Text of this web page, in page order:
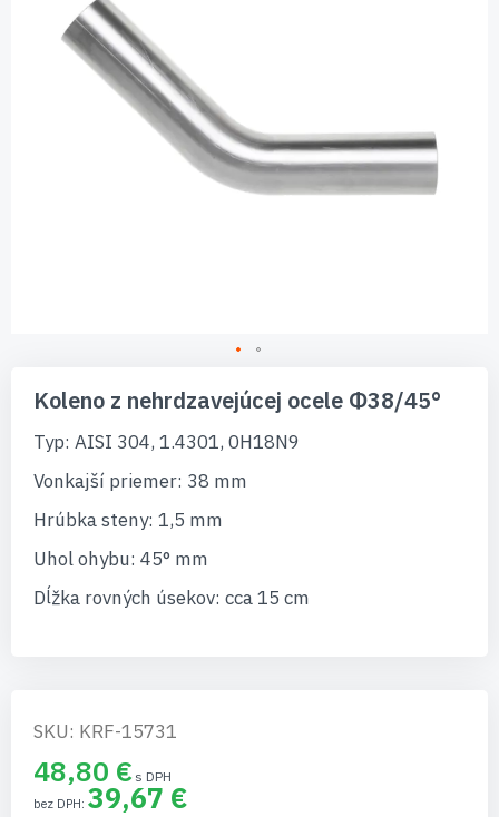
začiatok
galérie
obrázkov
Koleno z nehrdzavejúcej ocele Φ38/45°
Typ: AISI 304, 1.4301, 0H18N9
Vonkajší priemer: 38 mm
Hrúbka steny: 1,5 mm
Uhol ohybu: 45° mm
Dĺžka rovných úsekov: cca 15 cm
SKU: KRF-15731
48,80 €
39,67 €